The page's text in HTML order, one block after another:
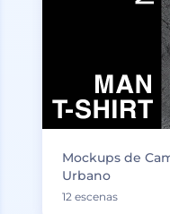
Mockups de
Urbano
12 escenas